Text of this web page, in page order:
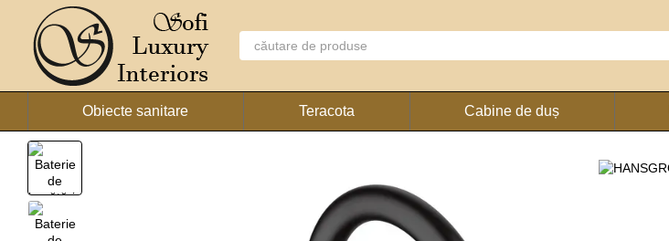
Mergi la conținutul principal
Obiecte sanitare Teracota Cabine de duș